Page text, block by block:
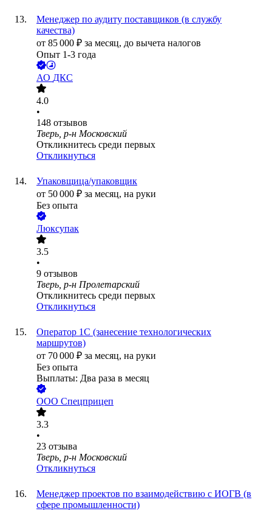
Менеджер по аудиту поставщиков (в службу
качества)
от 85 000 ₽ за месяц, до вычета налогов
Опыт 1-3 года
АО ДКС
4.0
•
148 отзывов
Тверь, р-н Московский
Откликнитесь среди первых
Откликнуться
Упаковщица/упаковщик
от 50 000 ₽ за месяц, на руки
Без опыта
Люксупак
3.5
•
9 отзывов
Тверь, р-н Пролетарский
Откликнитесь среди первых
Откликнуться
Оператор 1С (занесение технологических
маршрутов)
от 70 000 ₽ за месяц, на руки
Без опыта
Выплаты: Два раза в месяц
ООО Спецприцеп
3.3
•
23 отзыва
Тверь, р-н Московский
Откликнуться
Менеджер проектов по взаимодействию с ИОГВ (в
сфере промышленности)